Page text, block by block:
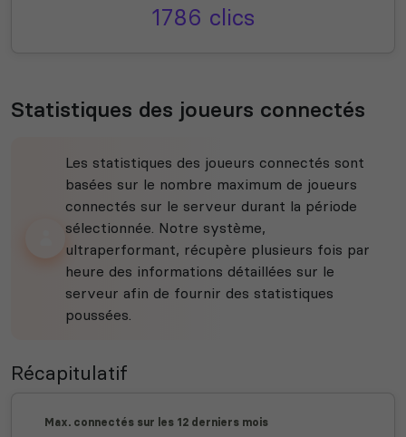
1786 clics
Statistiques des joueurs connectés
Les statistiques des joueurs connectés sont
basées sur le nombre maximum de joueurs
connectés sur le serveur durant la période
sélectionnée. Notre système,
ultraperformant, récupère plusieurs fois par
heure des informations détaillées sur le
serveur afin de fournir des statistiques
poussées.
Récapitulatif
Max. connectés sur les 12 derniers mois